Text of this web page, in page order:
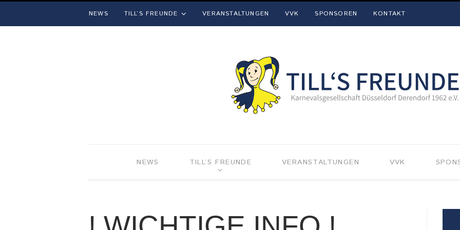
NEWS TILL’S FREUNDE VERANSTALTUNGEN VVK SPONSOREN KONTAKT
NEWS TILL’S FREUNDE VERANSTALTUNGEN VVK